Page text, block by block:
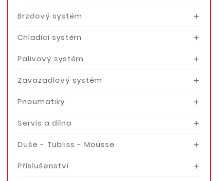
Brzdový systém 
Chladící systém 
Palivový systém 
Zavazadlový systém 
Pneumatiky 
Servis a dílna 
Duše - Tubliss - Mousse 
Příslušenství 